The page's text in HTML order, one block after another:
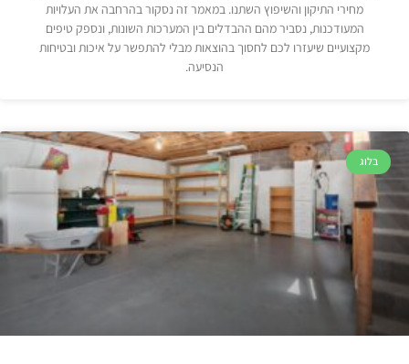
מחירי התיקון והשיפוץ השתנו. במאמר זה נסקור בהרחבה את העלויות
המעודכנות, נסביר מהם ההבדלים בין המערכות השונות, ונספק טיפים
מקצועיים שיעזרו לכם לחסוך בהוצאות מבלי להתפשר על איכות ובטיחות
הנסיעה.
בלוג